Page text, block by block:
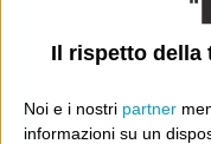
Il rispetto della
Noi e i nostri partner
informazioni su un
Leggi il Post,
Luca Sofri